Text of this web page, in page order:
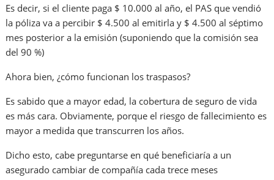
Es decir, si el cliente paga $ 10.000 al año, el PAS que vendió
la póliza va a percibir $ 4.500 al emitirla y $ 4.500 al séptimo
mes posterior a la emisión (suponiendo que la comisión sea
del 90 %)
Ahora bien, ¿cómo funcionan los traspasos?
Es sabido que a mayor edad, la cobertura de seguro de vida
es más cara. Obviamente, porque el riesgo de fallecimiento es
mayor a medida que transcurren los años.
Dicho esto, cabe preguntarse en qué beneficiaría a un
asegurado cambiar de compañía cada trece meses